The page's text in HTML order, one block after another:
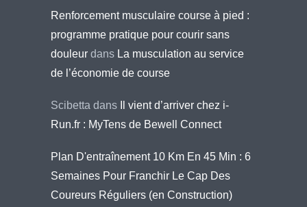
Renforcement musculaire course à pied :
programme pratique pour courir sans
douleur dans La musculation au service
de l’économie de course
Scibetta dans
Il vient d’arriver chez i-
Run.fr : MyTens de Bewell Connect
Plan D'entraînement 10 Km En 45 Min : 6
Semaines Pour Franchir Le Cap Des
Coureurs Réguliers (en Construction)